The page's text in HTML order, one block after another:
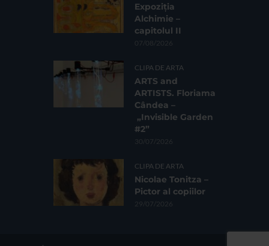
Expoziția
Alchimie –
capitolul II
07/08/2026
CLIPA DE ARTA
ARTS and
ARTISTS. Floriama
Cândea –
„Invisible Garden
#2”
30/07/2026
CLIPA DE ARTA
Nicolae Tonitza –
Pictor al copiilor
29/07/2026